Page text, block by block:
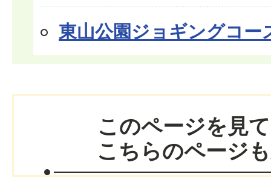
東山公園ジョギングコー
このページを見
こちらのページ